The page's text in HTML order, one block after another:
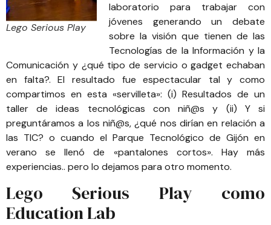
Lego Serious Play
laboratorio para trabajar con
jóvenes generando un debate
sobre la visión que tienen de las
Tecnologías de la Información y la
Comunicación y ¿qué tipo de servicio o gadget echaban
en falta?. El resultado fue espectacular tal y como
compartimos en esta «servilleta»: (i) Resultados de un
taller de ideas tecnológicas con niñ@sy (ii) Y si
preguntáramos a los niñ@s, ¿qué nos dirían en relación a
las TIC? o cuando el Parque Tecnológico de Gijón en
verano se llenó de «pantalones cortos». Hay más
experiencias.. pero lo dejamos para otro momento.
Lego Serious Play como
Education Lab